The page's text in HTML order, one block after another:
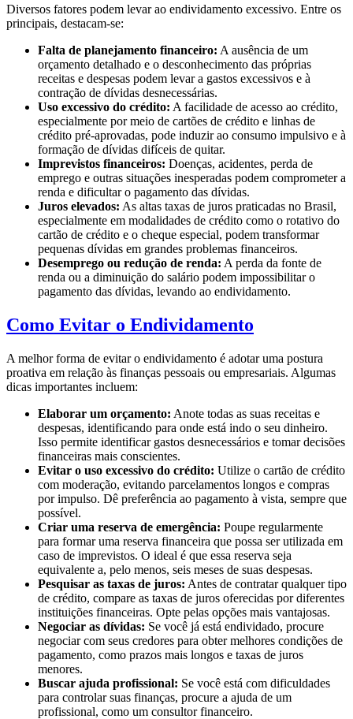
Diversos fatores podem levar ao endividamento excessivo. Entre os
principais, destacam-se:
Falta de planejamento financeiro: A ausência de um
orçamento detalhado e o desconhecimento das próprias
receitas e despesas podem levar a gastos excessivos e à
contração de dívidas desnecessárias.
Uso excessivo do crédito: A facilidade de acesso ao crédito,
especialmente por meio de cartões de crédito e linhas de
crédito pré-aprovadas, pode induzir ao consumo impulsivo e à
formação de dívidas difíceis de quitar.
Imprevistos financeiros: Doenças, acidentes, perda de
emprego e outras situações inesperadas podem comprometer a
renda e dificultar o pagamento das dívidas.
Juros elevados: As altas taxas de juros praticadas no Brasil,
especialmente em modalidades de crédito como o rotativo do
cartão de crédito e o cheque especial, podem transformar
pequenas dívidas em grandes problemas financeiros.
Desemprego ou redução de renda: A perda da fonte de
renda ou a diminuição do salário podem impossibilitar o
pagamento das dívidas, levando ao endividamento.
Como Evitar o Endividamento
A melhor forma de evitar o endividamento é adotar uma postura
proativa em relação às finanças pessoais ou empresariais. Algumas
dicas importantes incluem:
Elaborar um orçamento: Anote todas as suas receitas e
despesas, identificando para onde está indo o seu dinheiro.
Isso permite identificar gastos desnecessários e tomar decisões
financeiras mais conscientes.
Evitar o uso excessivo do crédito: Utilize o cartão de crédito
com moderação, evitando parcelamentos longos e compras
por impulso. Dê preferência ao pagamento à vista, sempre que
possível.
Criar uma reserva de emergência: Poupe regularmente
para formar uma reserva financeira que possa ser utilizada em
caso de imprevistos. O ideal é que essa reserva seja
equivalente a, pelo menos, seis meses de suas despesas.
Pesquisar as taxas de juros: Antes de contratar qualquer tipo
de crédito, compare as taxas de juros oferecidas por diferentes
instituições financeiras. Opte pelas opções mais vantajosas.
Negociar as dívidas: Se você já está endividado, procure
negociar com seus credores para obter melhores condições de
pagamento, como prazos mais longos e taxas de juros
menores.
Buscar ajuda profissional: Se você está com dificuldades
para controlar suas finanças, procure a ajuda de um
profissional, como um consultor financeiro.